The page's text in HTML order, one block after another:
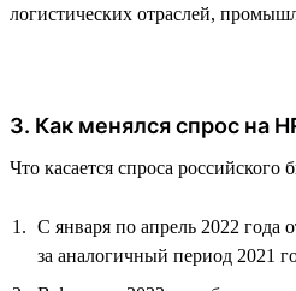
логистических отраслей,
3. Как менялся спрос на
Что касается спроса
С января по апрель 2022 года
за аналогичный период 2021